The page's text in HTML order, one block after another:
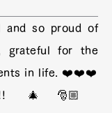
and so proud of
grateful for the
in life. ❤️❤️❤️
🎄🎅🏼